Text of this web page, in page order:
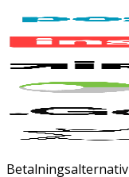
Betalningsalternativ